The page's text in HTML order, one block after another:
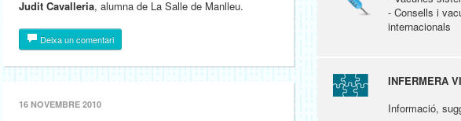
Judit Cavalleria, alumna de La Salle de Manlleu.
Deixa un comentari
16 NOVEMBRE 2010
- Consells i
internacionals
INFERMERA
Informació,